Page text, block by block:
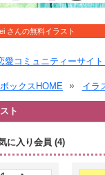
さんの無料イラスト
愛コミュニティーサイ
ックスHOME イラ
ト
に入り会員 (4)